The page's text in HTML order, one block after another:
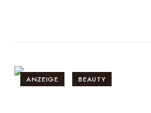
ANZEIGE BEAUTY